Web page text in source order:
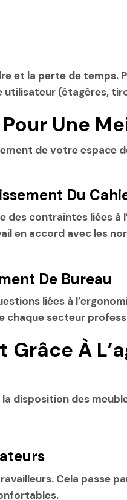
et la perte de temps.
(étagères,
Une
de votre espace
Du
des contraintes liées
en accord avec les
De Bureau
liées à
chaque secteur
À
disposition des
Cela passe